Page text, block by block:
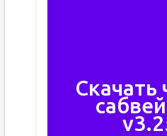
Скачать